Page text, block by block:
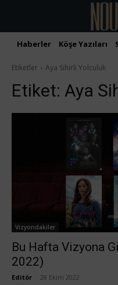
Haberler Köşe Yazıları
Etiketler Aya Sihirli Yolculuk
Etiket: Aya
Vizyondakiler
Bu Hafta Vizyona
2022)
Editör 28 Ekim 2022